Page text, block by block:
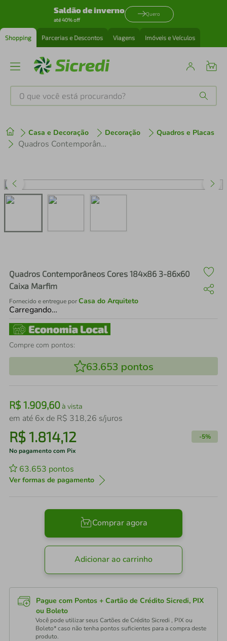
Saldão de inverno
até 40% off
Quero
Shopping Parcerias e Descontos Viagens Imóveis e Veículos
O que você está procurando?
Casa e Decoração Decoração Quadros e Placas
Quadros Contemporâneos Cores 184x86 3-86x60 Caixa Marfim
Quadros Contemporâneos Cores 184x86 3-86x60
Caixa Marfim
Fornecido e entregue porCasa do Arquiteto
Carregando…
Compre com pontos:
63.653 pontos
R$ 1.909,60à vista
em até 6x de R$ 318,26 s/juros
R$1.814,12 -5%
No pagamento com Pix
63.653 pontos
Ver formas de pagamento
Comprar agora
Adicionar ao carrinho
Pague com Pontos + Cartão de Crédito Sicredi, PIX
ou Boleto
Você pode utilizar seus Cartões de Crédito Sicredi , PIX ou
Boleto* caso não tenha pontos suficientes para a compra deste
produto.
1º tenis
perfume